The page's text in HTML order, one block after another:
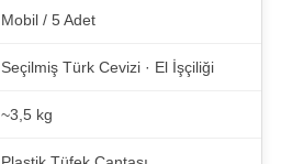
Mobil / 5 Adet
Seçilmiş Türk Cevizi · El İşçiliği
~3,5 kg